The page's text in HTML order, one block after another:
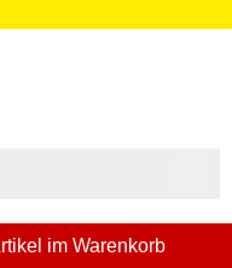
im Warenkorb